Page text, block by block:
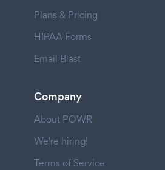
Plans & Pricing
HIPAA Forms
Email Blast
Company
About POWR
We're hiring!
Terms of Service